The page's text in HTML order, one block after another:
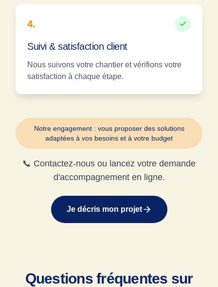
4.
Suivi & satisfaction client
Nous suivons votre chantier et vérifions votre
satisfaction à chaque étape.
Notre engagement : vous proposer des solutions
adaptées à vos besoins et à votre budget
📞 Contactez-nous ou lancez votre demande
d'accompagnement en ligne.
Je décris mon projet
Questions fréquentes sur